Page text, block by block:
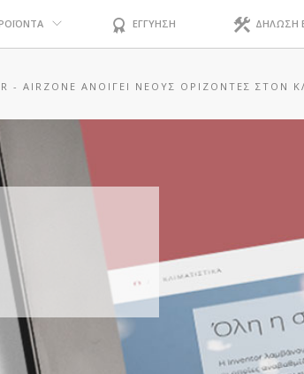
ΕΓΓΥΗΣΗ ΔΗΛΩΣΗ
- AIRZONE ΑΝΟΊΓΕΙ ΝΈΟΥΣ ΟΡΊΖΟΝΤΕΣ ΣΤΟΝ